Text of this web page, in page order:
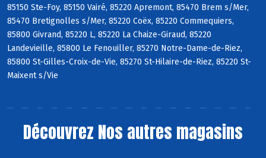
85150 Ste-Foy, 85150 Vairé, 85220 Apremont, 85470 Brem s/Mer,
85470 Bretignolles s/Mer, 85220 Coëx, 85220 Commequiers,
85800 Givrand, 85220 L, 85220 La Chaize-Giraud, 85220
Landevieille, 85800 Le Fenouiller, 85270 Notre-Dame-de-Riez,
85800 St-Gilles-Croix-de-Vie, 85270 St-Hilaire-de-Riez, 85220 St-
Maixent s/Vie
Découvrez Nos autres magasins